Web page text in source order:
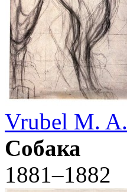
Vrubel M. A.
Собака
1881–1882